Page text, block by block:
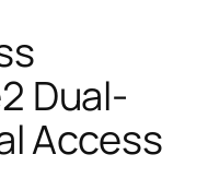
Dual-
Access